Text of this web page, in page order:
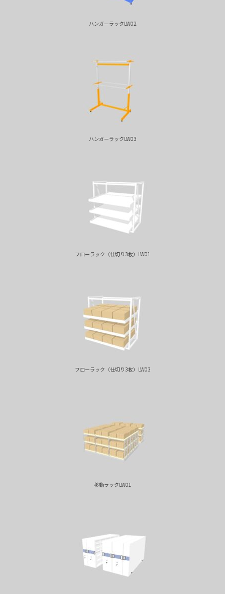
ハンガーラックLW02
ハンガーラックLW03
フローラック（仕切り3枚）LW01
フローラック（仕切り3枚）LW03
移動ラックLW01